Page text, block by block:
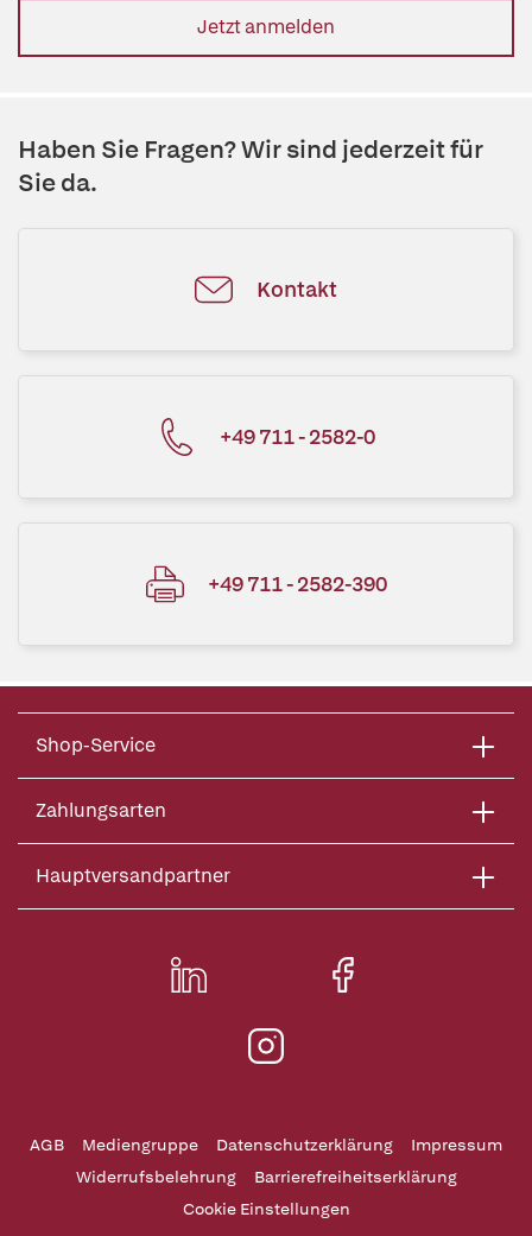
Jetzt anmelden
Haben Sie Fragen? Wir sind jederzeit für
Sie da.
Kontakt
+49 711 - 2582-0
+49 711 - 2582-390
Shop-Service
Zahlungsarten
Hauptversandpartner
AGB Mediengruppe Datenschutzerklärung
Impressum
Widerrufsbelehrung
Barrierefreiheitserklärung
Cookie Einstellungen